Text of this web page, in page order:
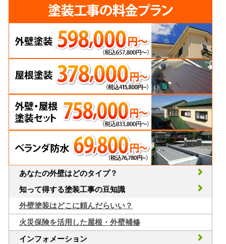
あなたの外壁はどのタイプ？
知って得する塗装工事の豆知識
外壁塗装はどこに頼んだらいい？
火災保険を活用した屋根・外壁補修
インフォメーション